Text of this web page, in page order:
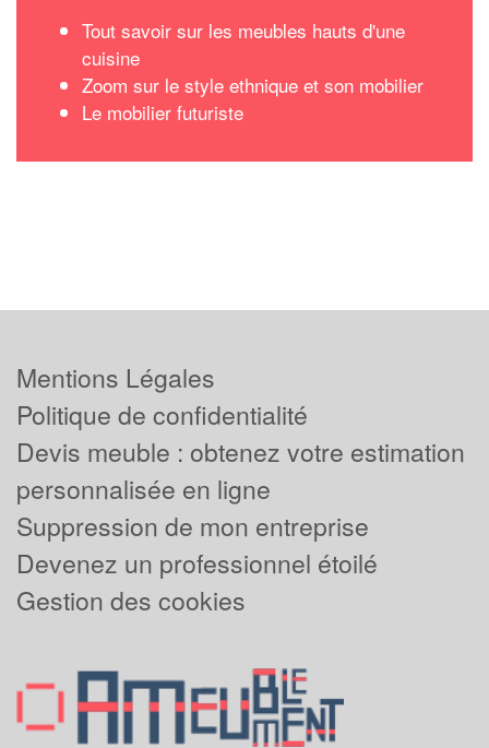
Tout savoir sur les meubles hauts d'une
cuisine
Zoom sur le style ethnique et son mobilier
Le mobilier futuriste
Mentions Légales
Politique de confidentialité
Devis meuble : obtenez votre estimation
personnalisée en ligne
Suppression de mon entreprise
Devenez un professionnel étoilé
Gestion des cookies